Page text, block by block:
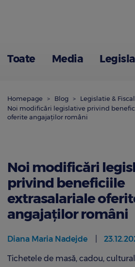
Toate Media
Homepage Blog
Legislatie &
Noi modificări legislative privind
oferite angajaţilor români
Noi modificări
privind beneficiile
extrasalariale
angajaţilor români
Diana Maria Nadejde
Tichetele de masă, cadou,